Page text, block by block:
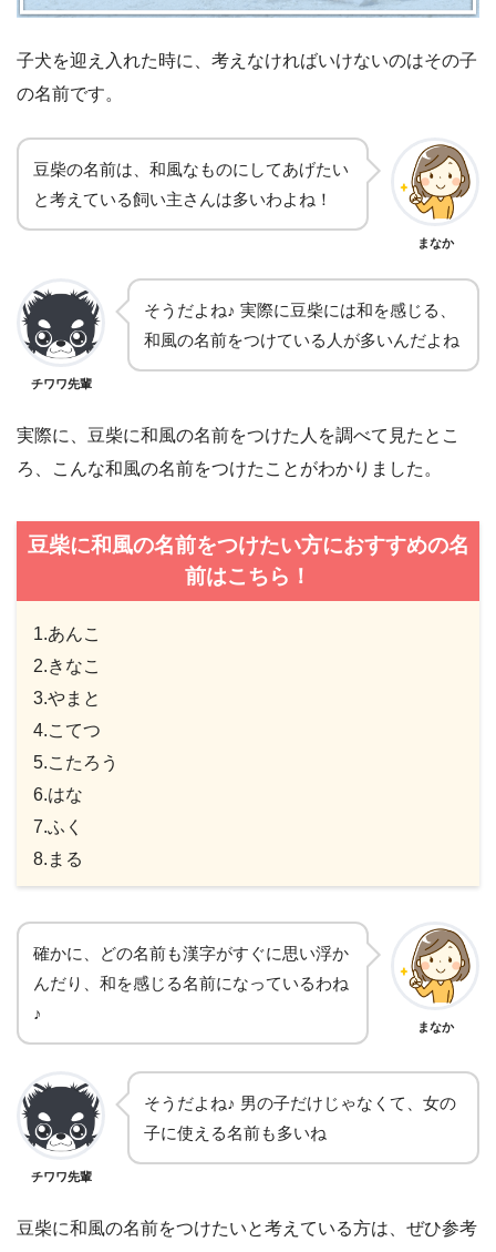
子犬を迎え入れた時に、考えなければいけないのはその子
の名前です。
豆柴の名前は、和風なものにしてあげたい
と考えている飼い主さんは多いわよね！
まなか
チワワ先輩
そうだよね♪ 実際に豆柴には和を感じる、
和風の名前をつけている人が多いんだよね
実際に、豆柴に和風の名前をつけた人を調べて見たとこ
ろ、こんな和風の名前をつけたことがわかりました。
豆柴に和風の名前をつけたい方におすすめの名
前はこちら！
1.あんこ
2.きなこ
3.やまと
4.こてつ
5.こたろう
6.はな
7.ふく
8.まる
確かに、どの名前も漢字がすぐに思い浮か
んだり、和を感じる名前になっているわね
♪
まなか
チワワ先輩
そうだよね♪ 男の子だけじゃなくて、女の
子に使える名前も多いね
豆柴に和風の名前をつけたいと考えている方は、ぜひ参考